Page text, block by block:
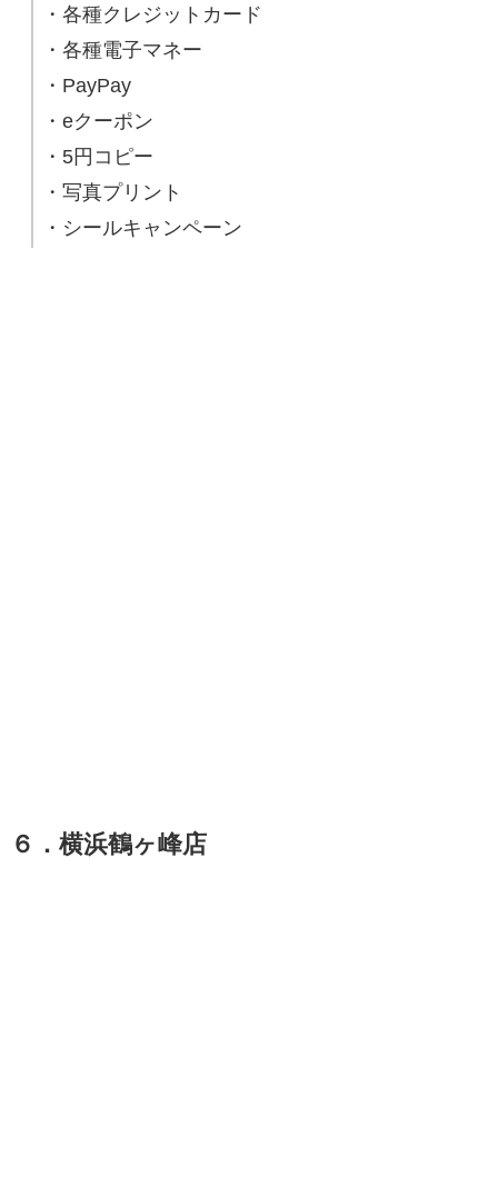
・各種クレジットカード
・各種電子マネー
・PayPay
・eクーポン
・5円コピー
・写真プリント
・シールキャンペーン
６．横浜鶴ヶ峰店